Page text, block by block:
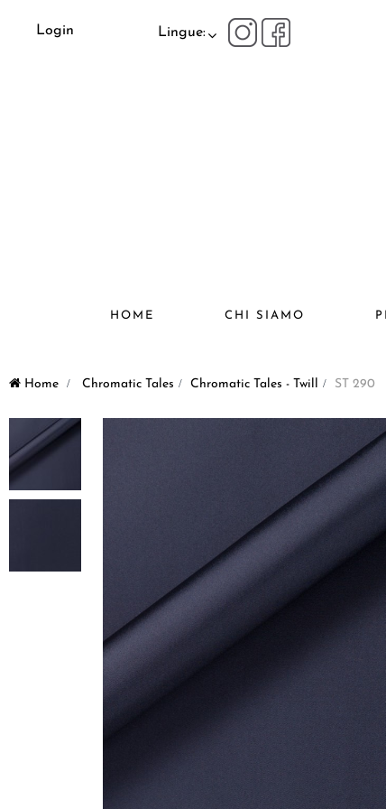
Login Lingue:
HOME CHI SIAMO
Home > Chromatic Tales > Chromatic Tales - Twill > ST 290